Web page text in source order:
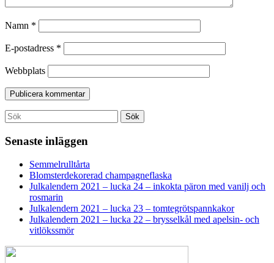
Namn *
E-postadress *
Webbplats
Search
for:
Sök
Senaste inläggen
Semmelrulltårta
Blomsterdekorerad champagneflaska
Julkalendern 2021 – lucka 24 – inkokta päron med vanilj och
rosmarin
Julkalendern 2021 – lucka 23 – tomtegrötspannkakor
Julkalendern 2021 – lucka 22 – brysselkål med apelsin- och
vitlökssmör